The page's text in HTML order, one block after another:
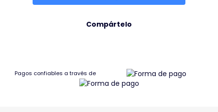
Compártelo
Pagos confiables a través de